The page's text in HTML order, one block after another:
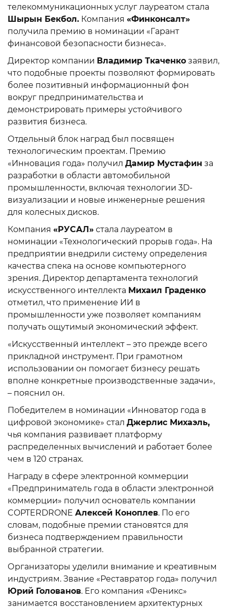
телекоммуникационных услуг лауреатом стала
Шырын Бекбол. Компания «Финконсалт»
получила премию в номинации «Гарант
финансовой безопасности бизнеса».
Директор компании Владимир Ткаченко заявил,
что подобные проекты позволяют формировать
более позитивный информационный фон
вокруг предпринимательства и
демонстрировать примеры устойчивого
развития бизнеса.
Отдельный блок наград был посвящен
технологическим проектам. Премию
«Инновация года» получил Дамир Мустафин за
разработки в области автомобильной
промышленности, включая технологии 3D-
визуализации и новые инженерные решения
для колесных дисков.
Компания «РУСАЛ» стала лауреатом в
номинации «Технологический прорыв года». На
предприятии внедрили систему определения
качества спека на основе компьютерного
зрения. Директор департамента технологий
искусственного интеллекта Михаил Граденко
отметил, что применение ИИ в
промышленности уже позволяет компаниям
получать ощутимый экономический эффект.
«Искусственный интеллект – это прежде всего
прикладной инструмент. При грамотном
использовании он помогает бизнесу решать
вполне конкретные производственные задачи»,
– пояснил он.
Победителем в номинации «Инноватор года в
цифровой экономике» стал Джерлис Михаэль,
чья компания развивает платформу
распределенных вычислений и работает более
чем в 120 странах.
Награду в сфере электронной коммерции
«Предприниматель года в области электронной
коммерции» получил основатель компании
COPTERDRONE Алексей Коноплев. По его
словам, подобные премии становятся для
бизнеса подтверждением правильности
выбранной стратегии.
Организаторы уделили внимание и креативным
индустриям. Звание «Реставратор года» получил
Юрий Голованов. Его компания «Феникс»
занимается восстановлением архитектурных